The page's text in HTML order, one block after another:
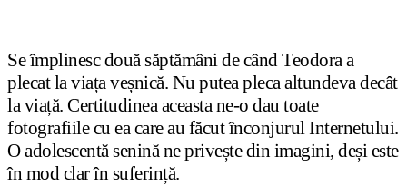
Se împlinesc două săptămâni de când Teodora a
plecat la viața veșnică. Nu putea pleca altundeva decât
la viață. Certitudinea aceasta ne-o dau toate
fotografiile cu ea care au făcut înconjurul Internetului.
O adolescentă senină ne privește din imagini, deși este
în mod clar în suferință.